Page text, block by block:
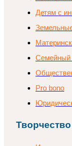
Детям с
Семейный
Pro bono
Творчество